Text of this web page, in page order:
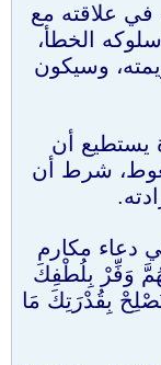
علاقته مع
الخطأ،
وسيكون
يستطيع أن
شرط أن
دعاء مكارم
وَفِّرْ بِلُطْفِكَ
بِقُدْرَتِكَ مَا